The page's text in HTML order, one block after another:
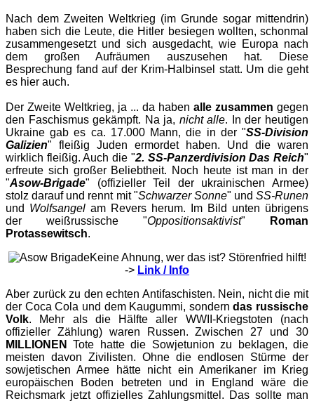
Nach dem Zweiten Weltkrieg (im Grunde sogar mittendrin)
haben sich die Leute, die Hitler besiegen wollten, schonmal
zusammengesetzt und sich ausgedacht, wie Europa nach
dem großen Aufräumen auszusehen hat. Diese
Besprechung fand auf der Krim-Halbinsel statt. Um die geht
es hier auch.
Der Zweite Weltkrieg, ja ... da haben alle zusammen gegen
den Faschismus gekämpft. Na ja, nicht alle. In der heutigen
Ukraine gab es ca. 17.000 Mann, die in der "SS-Division
Galizien" fleißig Juden ermordet haben. Und die waren
wirklich fleißig. Auch die "2. SS-Panzerdivision Das Reich"
erfreute sich großer Beliebtheit. Noch heute ist man in der
"Asow-Brigade" (offizieller Teil der ukrainischen Armee)
stolz darauf und rennt mit "Schwarzer Sonne" und SS-Runen
und Wolfsangel am Revers herum. Im Bild unten übrigens
der weißrussische "Oppositionsaktivist"
Roman
Protassewitsch.
Keine Ahnung, wer das ist? Störenfried hilft!
-> Link / Info
Aber zurück zu den echten Antifaschisten. Nein, nicht die mit
der Coca Cola und dem Kaugummi, sonderndas russische
Volk. Mehr als die Hälfte aller WWII-Kriegstoten (nach
offizieller Zählung) waren Russen. Zwischen 27 und 30
MILLIONEN
Tote hatte die Sowjetunion zu beklagen, die
meisten davon Zivilisten. Ohne die endlosen Stürme der
sowjetischen Armee hätte nicht ein Amerikaner im Krieg
europäischen Boden betreten und in England wäre die
Reichsmark jetzt offizielles Zahlungsmittel. Das sollte man